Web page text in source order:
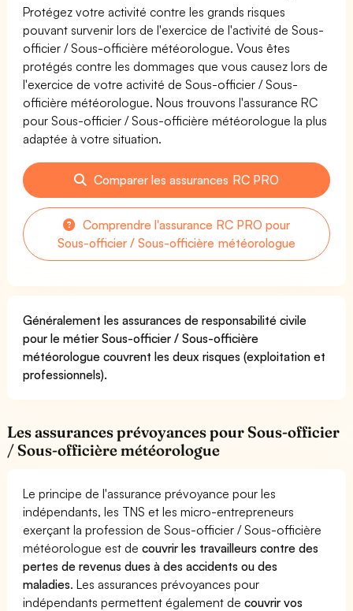
Protégez votre activité contre les grands risques
pouvant survenir lors de l'exercice de l'activité de Sous-
officier / Sous-officière météorologue. Vous êtes
protégés contre les dommages que vous causez lors de
l'exercice de votre activité de Sous-officier / Sous-
officière météorologue. Nous trouvons l'assurance RC
pour Sous-officier / Sous-officière météorologue la plus
adaptée à votre situation.
Comparer les assurances RC PRO
Comprendre l'assurance RC PRO pour
Sous-officier / Sous-officière météorologue
Généralement les assurances de responsabilité civile
pour le métier Sous-officier / Sous-officière
météorologue couvrent les deux risques (exploitation et
professionnels).
Les assurances prévoyances pour Sous-officier
/ Sous-officière météorologue
Le principe de l'assurance prévoyance pour les
indépendants, les TNS et les micro-entrepreneurs
exerçant la profession de Sous-officier / Sous-officière
météorologue est decouvrir les travailleurs contre des
pertes de revenus dues à des accidents ou des
maladies. Les assurances prévoyances pour
indépendants permettent également decouvrir vos